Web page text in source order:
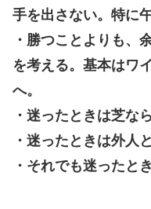
手を出さない。特に
・勝つことよりも、
を考える。基本はワ
へ。
・迷ったときは芝な
・迷ったときは外人
・それでも迷ったと